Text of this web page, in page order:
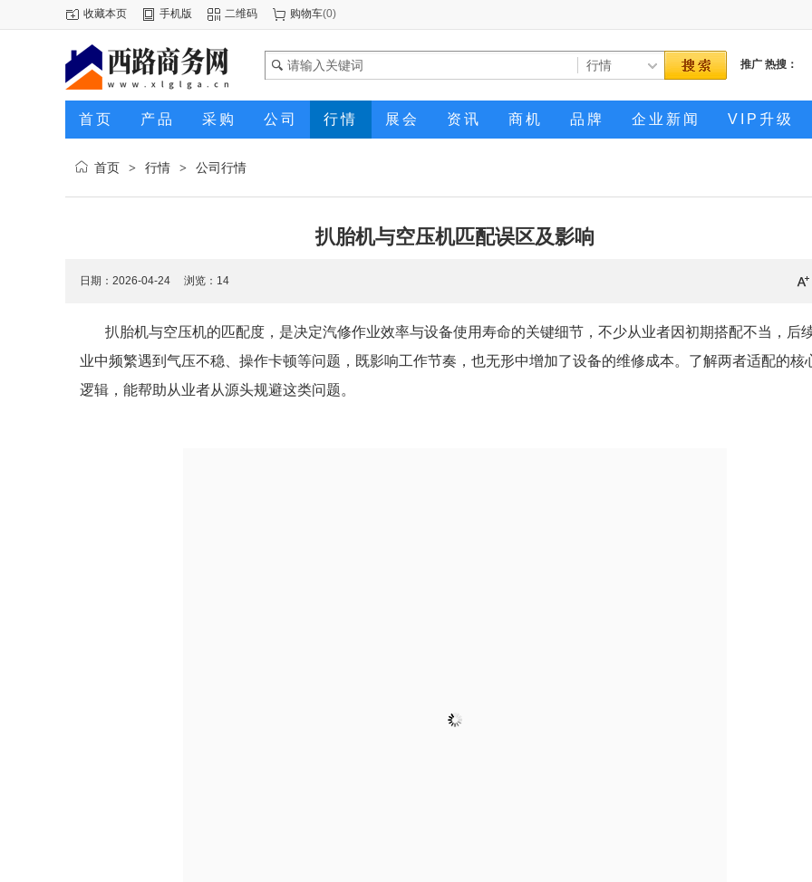
收藏本页 手机版 二维码 购物车(0)
推广 热搜：
首页 产品 采购 公司 行情 展会 资讯 商机 品牌 企业新闻 VIP升级
首页 > 行情 > 公司行情
扒胎机与空压机匹配误区及影响
日期：2026-04-24 浏览： 14
扒胎机与空压机的匹配度，是决定汽修作业效率与设备使用寿命的关键细节，不少从业者因初期搭配不当，后
业中频繁遇到气压不稳、操作卡顿等问题，既影响工作节奏，也无形中增加了设备的维修成本。了解两者适配的核
逻辑，能帮助从业者从源头规避这类问题。